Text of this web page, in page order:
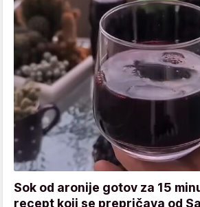
Sok od aronije gotov za 15
recept koji se prepričava od